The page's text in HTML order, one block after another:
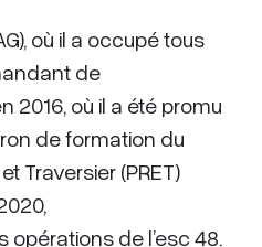
où il a occupé tous
de
2016, où il a été promu
de formation du
Traversier (PRET)
de l’esc 48.